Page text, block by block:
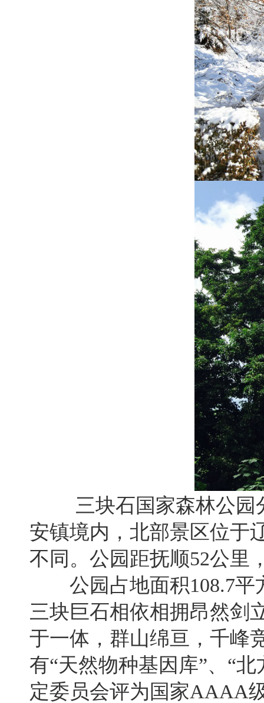
三块石国家森林公
安镇境内，北部景区位于
不同。公园距抚顺52公里
公园占地面积108.7平
三块巨石相依相拥昂然剑
于一体，群山绵亘，千峰
有“天然物种基因库”、“
定委员会评为国家AAAA